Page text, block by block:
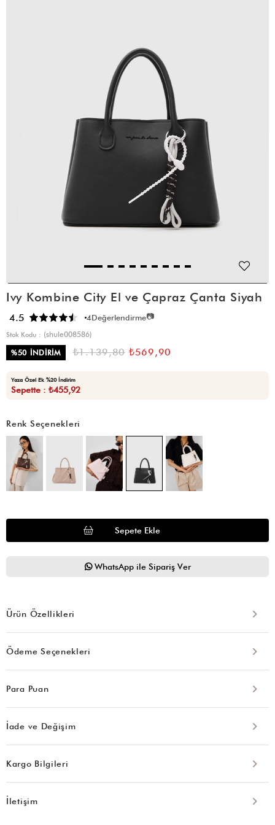
Ivy Kombine City El ve Çapraz Çanta Siyah
4.5 4Değerlendirme📷
Stok Kodu
(shule008586)
%50 İNDIRIM ₺1.139,80 ₺569,90
Yaza Özel Ek %20 İndirim
Sepette : ₺455,92
Renk Seçenekleri
WhatsApp ile Sipariş Ver
Ürün Özellikleri
Ödeme Seçenekleri
Para Puan
İade ve Değişim
Kargo Bilgileri
İletişim